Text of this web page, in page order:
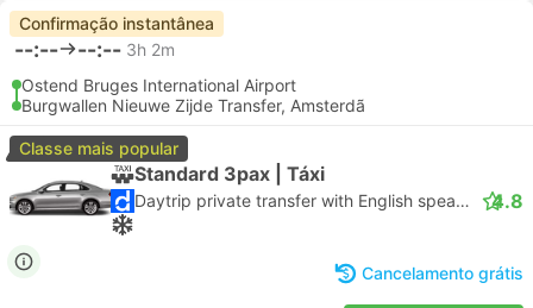
Confirmação instantânea
--:-- --:-- 3h 2m
Ostend Bruges International Airport
Burgwallen Nieuwe Zijde Transfer, Amsterdã
Classe mais popular
Standard 3pax | Táxi
Daytrip private transfer with English speaking driver 4.8
Cancelamento grátis